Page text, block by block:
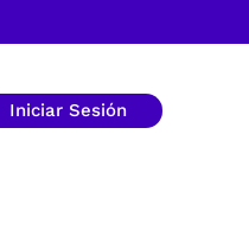
Iniciar Sesión